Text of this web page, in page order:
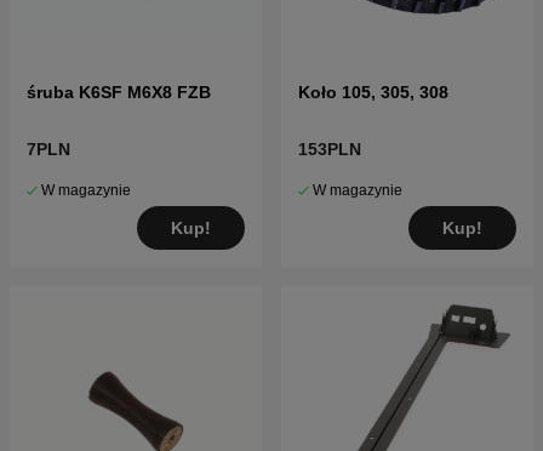
śruba K6SF M6X8 FZB
7PLN
W magazynie
Kup!
Koło 105, 305, 308
153PLN
W magazynie
Kup!